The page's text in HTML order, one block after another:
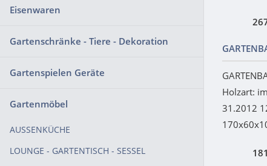
Eisenwaren
Gartenschränke - Tiere - Dekoration
Gartenspielen Geräte
Gartenmöbel
AUSSENKÜCHE
LOUNGE - GARTENTISCH - SESSEL
Holzart:
31.2012